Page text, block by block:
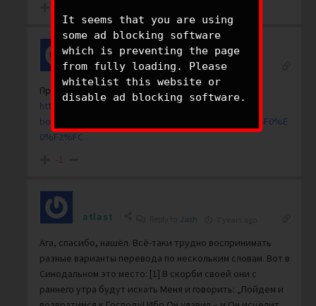
It seems that you are using
some ad blocking software
which is preventing the page
from fully loading. Please
whitelist this website or
disable ad blocking software.
Jash Reply toatlast 7 years ago
Пророк Ошеа 6, 7
https://www.moshiach.ru/tanach.php?
book=15&num=6&textnum=&submit=%C2%FB%E1%F0%E
0%F2%FC
-1
atlast Jash
Ага, спасибо, нашёл. Всё-таки трудно воспринимать
разные варианты перевода по нескольким словам. Вот в
Синодальном это место: [1] В скорби своей они с
раннего утра будут искать Меня и говорить: „Пойдем и